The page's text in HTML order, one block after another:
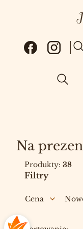
Na
Produkty: 38
Filtry
Cena
Koniec filtrów